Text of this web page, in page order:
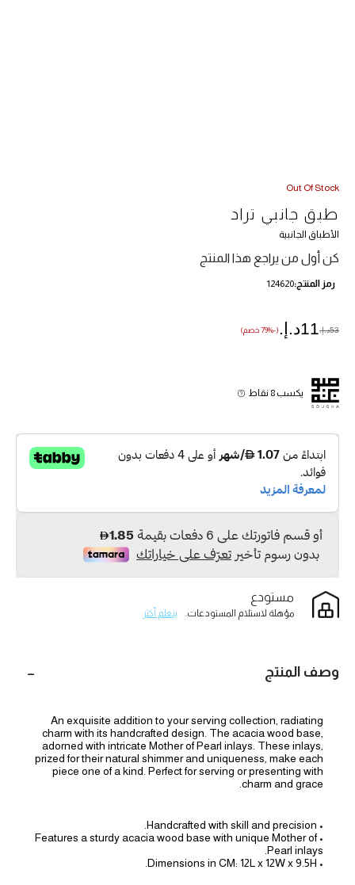
Out Of Stock
طبق جانبي تراد
الأطباق الجانبية
كن أول من يراجع هذا المنتج
رمز المنتج 124620
11د.إ.‏ (-79% خصم) 53د.إ.‏
يكسب 8 نقاط
مستودع
مؤهلة لاستلام المستودعات. يتعلم أكثر
وصف المنتج
An exquisite addition to your serving collection, radiating
charm with its handcrafted design. The acacia wood base,
adorned with intricate Mother of Pearl inlays. These inlays,
prized for their natural shimmer and uniqueness, make each
piece one of a kind. Perfect for serving or presenting with
charm and grace.
• Handcrafted with skill and precision.
• Features a sturdy acacia wood base with unique Mother of
Pearl inlays.
• Dimensions in CM: 12L x 12W x 9.5H.